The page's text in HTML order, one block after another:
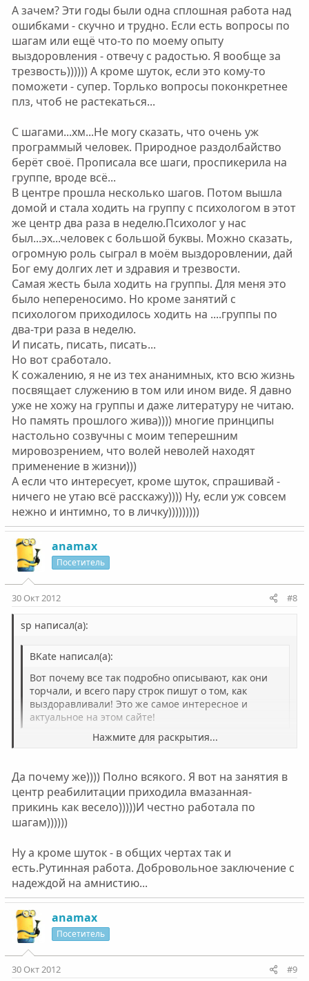
А с шагами уже завязали или до сих пор пишите?
И как так Вы в центре 4 года провели? С какими-то
перерывами? Центр бесплатный или было кому
платить?
А зачем? Эти годы были одна сплошная работа над
ошибками - скучно и трудно. Если есть вопросы по
шагам или ещё что-то по моему опыту
выздоровления - отвечу с радостью. Я вообще за
трезвость)))))) А кроме шуток, если это кому-то
поможети - супер. Торлько вопросы поконкретнее
плз, чтоб не растекаться...
С шагами...хм...Не могу сказать, что очень уж
программый человек. Природное раздолбайство
берёт своё. Прописала все шаги, проспикерила на
группе, вроде всё...
В центре прошла несколько шагов. Потом вышла
домой и стала ходить на группу с психологом в этот
же центр два раза в неделю.Психолог у нас
был...эх...человек с большой буквы. Можно сказать,
огромную роль сыграл в моём выздоровлении, дай
Бог ему долгих лет и здравия и трезвости.
Самая жесть была ходить на группы. Для меня это
было непереносимо. Но кроме занятий с
психологом приходилось ходить на ....группы по
два-три раза в неделю.
И писать, писать, писать...
Но вот сработало.
К сожалению, я не из тех ананимных, кто всю жизнь
посвящает служению в том или ином виде. Я давно
уже не хожу на группы и даже литературу не читаю.
Но память прошлого жива)))) многие принципы
настольно созвучны с моим теперешним
мировозрением, что волей неволей находят
применение в жизни)))
А если что интересует, кроме шуток, спрашивай -
ничего не утаю всё расскажу)))) Ну, если уж совсем
нежно и интимно, то в личку)))))))))
anamax
Посетитель
30 Окт 2012 #8
sp написал(а):
BKate написал(а):
Вот почему все так подробно описывают, как они
торчали, и всего пару строк пишут о том, как
выздоравливали! Это же самое интересное и
актуальное на этом сайте!
собой, разбирание вещей которые слишком личные
даже для того чтобы рассказать об этом на спикерской
в АН, их можно обсудить только один на один и то не со
всеми.
Нажмите для раскрытия...
Да почему же)))) Полно всякого. Я вот на занятия в
центр реабилитации приходила вмазанная-
прикинь как весело)))))И честно работала по
шагам))))))
Ну а кроме шуток - в общих чертах так и
есть.Рутинная работа. Добровольное заключение с
надеждой на амнистию...
anamax
Посетитель
30 Окт 2012 #9